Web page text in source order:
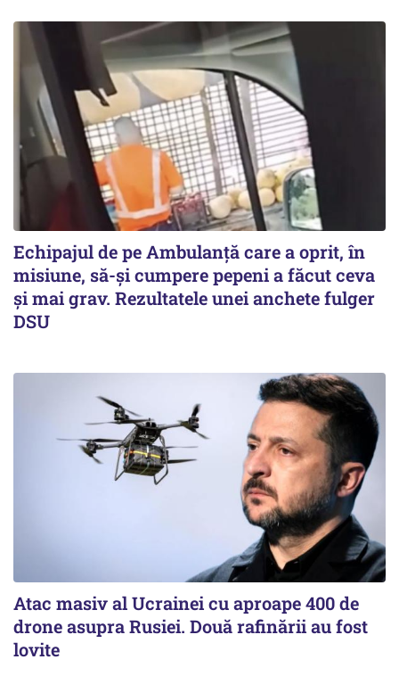
Echipajul de pe Ambulanță care a oprit, în
misiune, să-și cumpere pepeni a făcut ceva
și mai grav. Rezultatele unei anchete fulger
DSU
Atac masiv al Ucrainei cu aproape 400 de
drone asupra Rusiei. Două rafinării au fost
lovite